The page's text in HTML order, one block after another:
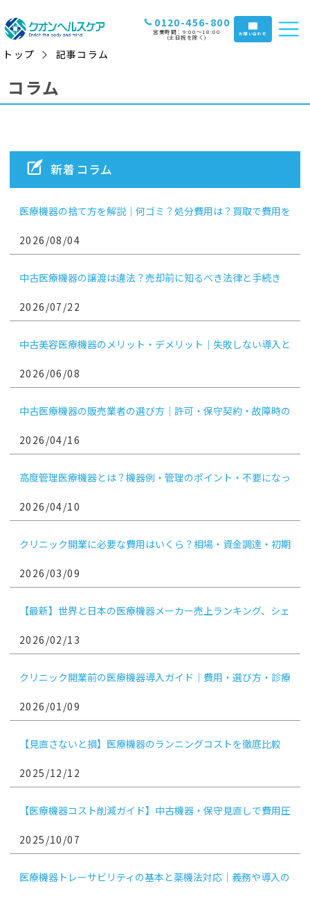
0120-456-800
営業時間：9:00〜18:00
(土日祝を除く) お問い合わせ
トップ 記事コラム
コラム
新着コラム
医療機器の捨て方を解説｜何ゴミ？処分費用は？買取で費用を
2026/08/04
中古医療機器の譲渡は違法？売却前に知るべき法律と手続き
2026/07/22
中古美容医療機器のメリット・デメリット｜失敗しない導入と
2026/06/08
中古医療機器の販売業者の選び方｜許可・保守契約・故障時の
2026/04/16
高度管理医療機器とは？機器例・管理のポイント・不要になっ
2026/04/10
クリニック開業に必要な費用はいくら？相場・資金調達・初期
2026/03/09
【最新】世界と日本の医療機器メーカー売上ランキング、シェ
2026/02/13
クリニック開業前の医療機器導入ガイド｜費用・選び方・診療
2026/01/09
【見直さないと損】医療機器のランニングコストを徹底比較
2025/12/12
【医療機器コスト削減ガイド】中古機器・保守見直しで費用圧
2025/10/07
医療機器トレーサビリティの基本と薬機法対応｜義務や導入の